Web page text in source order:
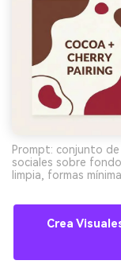
Prompt: conjunto
sociales sobre
limpia, formas
Crea